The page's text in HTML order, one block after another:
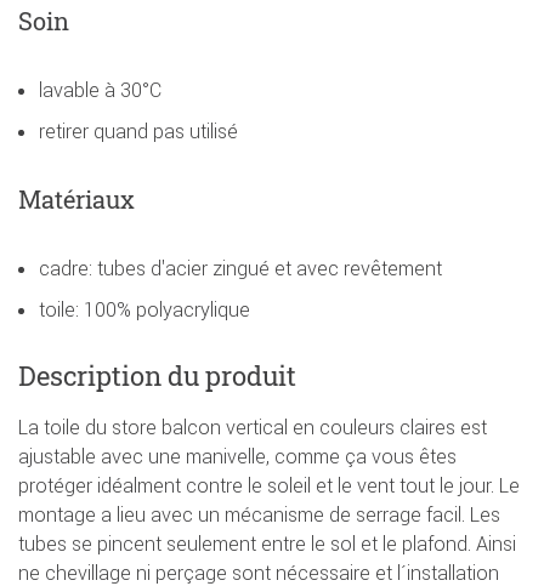
Soin
lavable à 30°C
retirer quand pas utilisé
Matériaux
cadre: tubes d'acier zingué et avec revêtement
toile: 100% polyacrylique
Description du produit
La toile du store balcon vertical en couleurs claires est
ajustable avec une manivelle, comme ça vous êtes
protéger idéalment contre le soleil et le vent tout le jour. Le
montage a lieu avec un mécanisme de serrage facil. Les
tubes se pincent seulement entre le sol et le plafond. Ainsi
ne chevillage ni perçage sont nécessaire et l´installation